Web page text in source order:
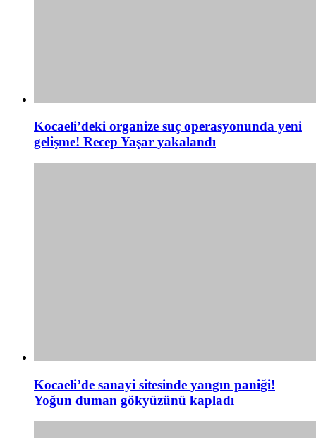
Kocaeli’deki organize suç operasyonunda yeni
gelişme! Recep Yaşar yakalandı
Kocaeli’de sanayi sitesinde yangın paniği!
Yoğun duman gökyüzünü kapladı